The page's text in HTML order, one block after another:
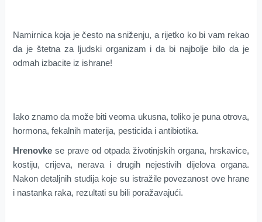
Namirnica koja je često na sniženju, a rijetko ko bi vam rekao
da je štetna za ljudski organizam i da bi najbolje bilo da je
odmah izbacite iz ishrane!
Iako znamo da može biti veoma ukusna, toliko je puna otrova,
hormona, fekalnih materija, pesticida i antibiotika.
Hrenovkese prave od otpada životinjskih organa, hrskavice,
kostiju, crijeva, nerava i drugih nejestivih dijelova organa.
Nakon detaljnih studija koje su istražile povezanost ove hrane
i nastanka raka, rezultati su bili poražavajući.